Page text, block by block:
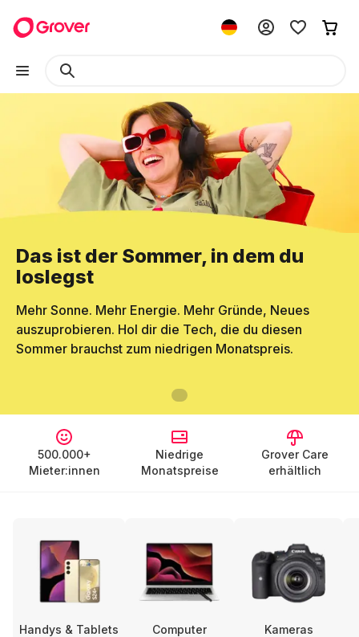
Das ist der Sommer, in dem du
loslegst
Mehr Sonne. Mehr Energie. Mehr Gründe, Neues
auszuprobieren. Hol dir die Tech, die du diesen
Sommer brauchst zum niedrigen Monatspreis.
500.000+
Mieter:innen
Niedrige
Monatspreise
Grover Care
erhältlich
Handys & Tablets Computer Kameras